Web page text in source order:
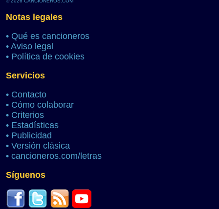
Notas legales
• Qué es cancioneros
• Aviso legal
• Política de cookies
Servicios
• Contacto
• Cómo colaborar
• Criterios
• Estadísticas
• Publicidad
• Versión clásica
• cancioneros.com/letras
Síguenos